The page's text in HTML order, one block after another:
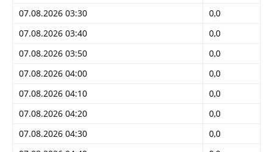
07.08.2026 03:30
0,0
07.08.2026 03:40
0,0
07.08.2026 03:50
0,0
07.08.2026 04:00
0,0
07.08.2026 04:10
0,0
07.08.2026 04:20
0,0
07.08.2026 04:30
0,0